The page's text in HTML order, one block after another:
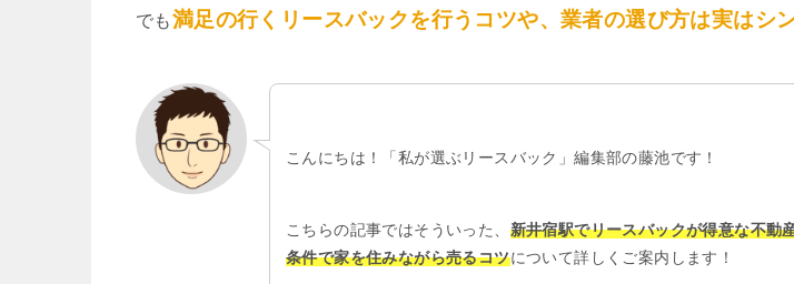
でも満足の行くリースバックを行うコツや、業者の選び方は実はシ
こんにちは！「私が選ぶリースバック」編集部の藤池です！
こちらの記事ではそういった、 新井宿駅でリースバックが得意な不動
条件で家を住みながら売るコツについて詳しくご案内します！